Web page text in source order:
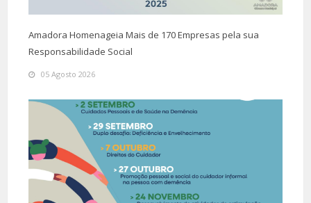
Amadora Homenageia Mais de 170 Empresas pela sua
Responsabilidade Social
05 Agosto 2026